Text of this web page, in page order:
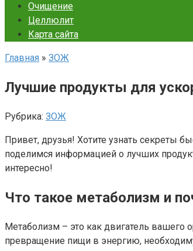
Очищение
Целлюлит
Карта сайта
Главная » ЗОЖ
Лучшие продукты для
Рубрика: ЗОЖ
Привет, друзья! Хотите узнать секреты
поделимся информацией о лучших
интересно!
Что такое метаболизм и
Метаболизм – это как двигатель вашего
превращение пищи в энергию,